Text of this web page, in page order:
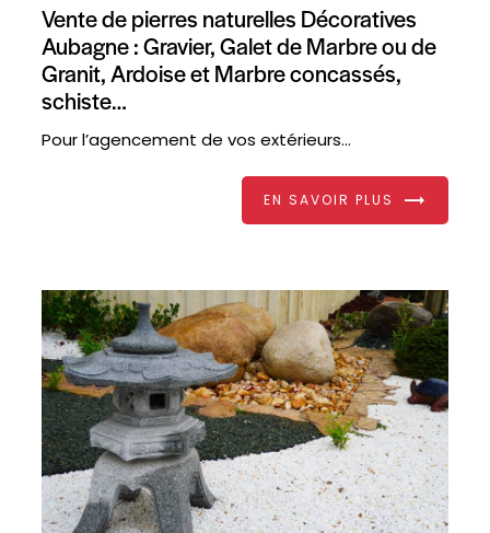
Vente de pierres naturelles Décoratives
Aubagne : Gravier, Galet de Marbre ou de
Granit, Ardoise et Marbre concassés,
schiste…
Pour l’agencement de vos extérieurs...
EN SAVOIR PLUS